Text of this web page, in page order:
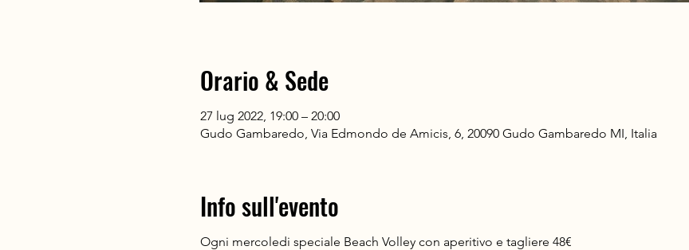
Orario & Sede
27 lug 2022, 19:00 – 20:00
Gudo Gambaredo, Via Edmondo de Amicis, 6, 20090 Gudo Gambaredo MI, Italia
Info sull'evento
Ogni mercoledi speciale Beach Volley con aperitivo e tagliere 48€